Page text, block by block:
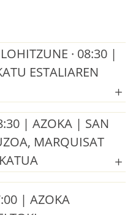
· 08:30 |
ESTALIAREN
| AZOKA | SAN
MARQUISAT
| AZOKA